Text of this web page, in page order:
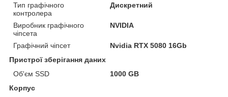
Тип графічного
контролера
Дискретний
Виробник графічного
чіпсета
NVIDIA
Графічний чіпсет
Nvidia RTX 5080 16Gb
Пристрої зберігання даних
Об'єм SSD
1000 GB
Корпус